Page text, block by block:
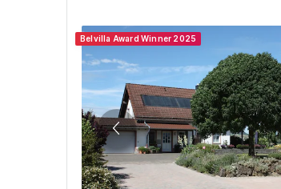
Belvilla Award Winner 2025